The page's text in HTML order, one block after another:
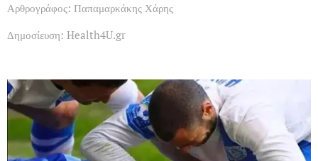
Αρθρογράφος: Παπαμαρκάκης Χάρης
Δημοσίευση: Health4U.gr